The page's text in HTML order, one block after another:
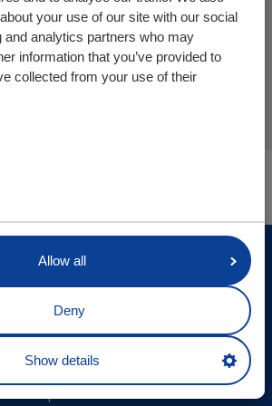
your use of our site with our social
and analytics partners who may
information that you’ve provided to
collected from your use of their
Allow all
Deny
Show details
(sistema de varredura
Module»
Byte 14, 7741 MK Coevorden, The
Atualizações locais
de confidencialidade
de responsabilidade